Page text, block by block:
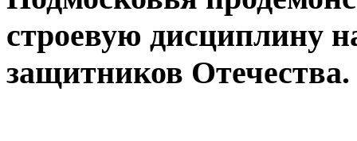
строевую дисциплину
защитников Отечества.